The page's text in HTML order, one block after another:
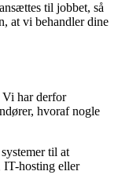
til jobbet, så
at vi behandler dine
Vi har derfor
hvoraf nogle
til at
IT-hosting eller